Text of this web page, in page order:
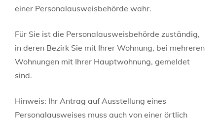
einer Personalausweisbehörde wahr.
Für Sie ist die Personalausweisbehörde zuständig,
in deren Bezirk Sie mit Ihrer Wohnung, bei mehreren
Wohnungen mit Ihrer Hauptwohnung, gemeldet
sind.
Hinweis: Ihr Antrag auf Ausstellung eines
Personalausweises muss auch von einer örtlich